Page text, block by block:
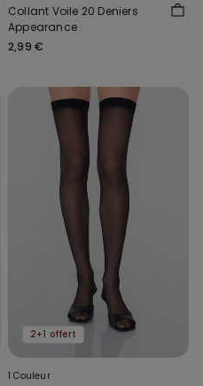
Collant Voile 20 Deniers
Appearance
2,99 €
2+1 offert
1 Couleur